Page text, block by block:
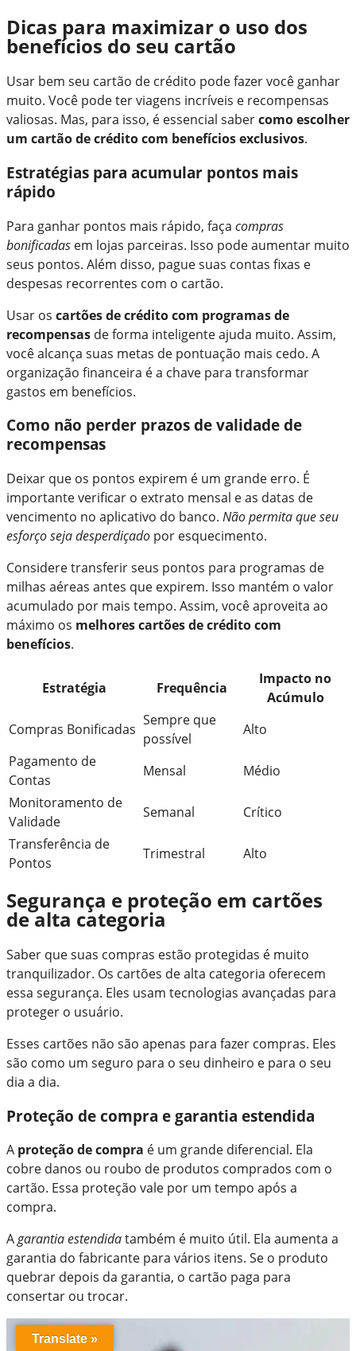
Dicas para maximizar o uso dos
benefícios do seu cartão
Usar bem seu cartão de crédito pode fazer você ganhar
muito. Você pode ter viagens incríveis e recompensas
valiosas. Mas, para isso, é essencial sabercomo escolher
um cartão de crédito com benefícios exclusivos.
Estratégias para acumular pontos mais
rápido
Para ganhar pontos mais rápido, faça compras
bonificadas em lojas parceiras. Isso pode aumentar muito
seus pontos. Além disso, pague suas contas fixas e
despesas recorrentes com o cartão.
Usar os cartões de crédito com programas de
recompensas de forma inteligente ajuda muito. Assim,
você alcança suas metas de pontuação mais cedo. A
organização financeira é a chave para transformar
gastos em benefícios.
Como não perder prazos de validade de
recompensas
Deixar que os pontos expirem é um grande erro. É
importante verificar o extrato mensal e as datas de
vencimento no aplicativo do banco. Não permita que seu
esforço seja desperdiçado por esquecimento.
Considere transferir seus pontos para programas de
milhas aéreas antes que expirem. Isso mantém o valor
acumulado por mais tempo. Assim, você aproveita ao
máximo os melhores cartões de crédito com
benefícios.
Estratégia Frequência
Impacto no
Acúmulo
Compras Bonificadas
Sempre que
possível
Alto
Pagamento de
Contas
Mensal
Médio
Monitoramento de
Validade
Semanal
Crítico
Transferência de
Pontos
Trimestral Alto
Segurança e proteção em cartões
de alta categoria
Saber que suas compras estão protegidas é muito
tranquilizador. Os cartões de alta categoria oferecem
essa segurança. Eles usam tecnologias avançadas para
proteger o usuário.
Esses cartões não são apenas para fazer compras. Eles
são como um seguro para o seu dinheiro e para o seu
dia a dia.
Proteção de compra e garantia estendida
A proteção de compra é um grande diferencial. Ela
cobre danos ou roubo de produtos comprados com o
cartão. Essa proteção vale por um tempo após a
compra.
Agarantia estendidatambém é muito útil. Ela aumenta a
garantia do fabricante para vários itens. Se o produto
quebrar depois da garantia, o cartão paga para
consertar ou trocar.
Translate »